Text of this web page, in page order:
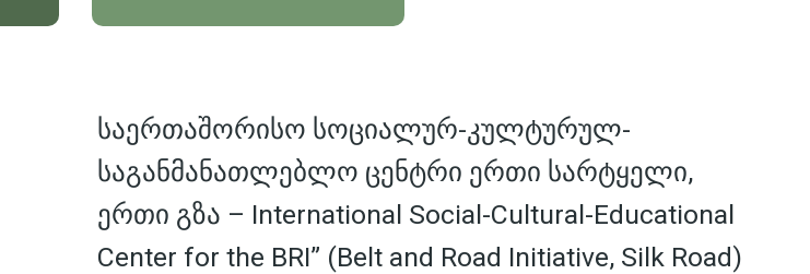
საერთაშორისო სოციალურ-კულტურულ-
საგანმანათლებლო ცენტრი ერთი სარტყელი,
ერთი გზა – International Social-Cultural-Educational
Center for the BRI” (Belt and Road Initiative, Silk Road)